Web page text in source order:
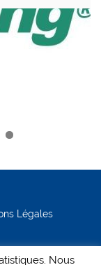
Légales
Nous